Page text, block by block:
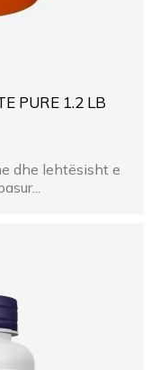
PURE 1.2 LB
dhe lehtësisht e